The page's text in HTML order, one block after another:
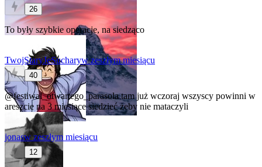
26
To były szybkie operacje, na siedząco
TwojStaryJeSucharyw zeszłym miesiącu
40
@festiwal_otwartego_parasolatam już wczoraj wszyscy powinni w
areszcie na 3 miesiące siedzieć żeby nie mataczyli
jonasw zeszłym miesiącu
12